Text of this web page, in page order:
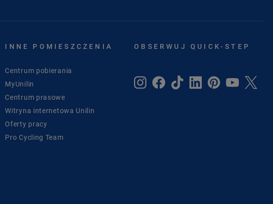
INNE POMIESZCZENIA
Centrum pobierania
MyUnilin
Centrum prasowe
Witryna internetowa Unilin
Oferty pracy
Pro Cycling Team
OBSERWUJ QUICK-STEP